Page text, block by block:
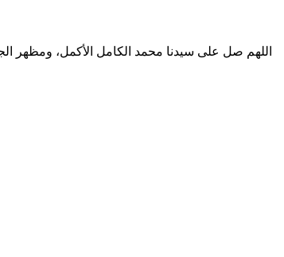
اللهم صل على سيدنا محمد الكامل الأكمل، ومظهر